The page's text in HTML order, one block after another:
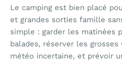
Le camping est bien placé
et grandes sorties famille
simple : garder les matinées
balades, réserver les
météo incertaine, et prévoir